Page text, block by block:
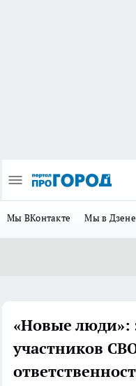
Мы ВКонтакте Мы в Дзене
«Новые люди»:
участников